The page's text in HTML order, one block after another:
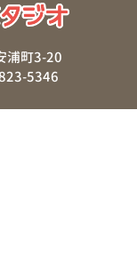
浦町3-20
5346